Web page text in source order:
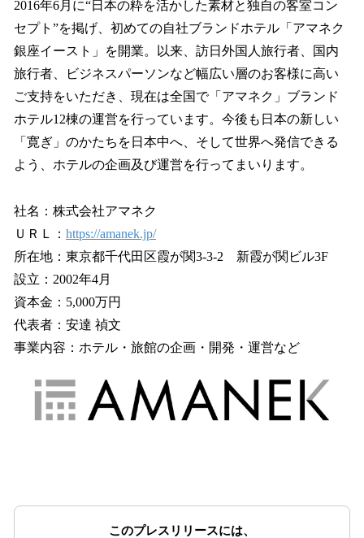
2016年6月に“日本の粋を活かした素材と独自の客室コン
セプト”を掲げ、初めての自社ブランドホテル「アマネク
銀座イースト」を開業。以来、訪日外国人旅行者、国内
旅行者、ビジネスパーソンなど幅広い層のお客様に高い
ご支持をいただき、現在は全国で「アマネク」ブランド
ホテル12棟の運営を行っています。今後も日本の新しい
「寛ぎ」のかたちを日本中へ、そして世界へ発信できる
よう、ホテルの企画及び運営を行ってまいります。
社名：株式会社アマネク
ＵＲＬ： https://amanek.jp/
所在地：東京都千代田区霞が関3-3-2 新霞が関ビル3F
設立：2002年4月
資本金：5,000万円
代表者：安達 禎文
事業内容：ホテル・旅館の企画・開発・運営など
このプレスリリースには、